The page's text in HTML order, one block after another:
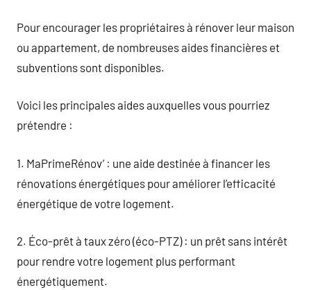
Pour encourager les propriétaires à rénover leur maison
ou appartement, de nombreuses aides financières et
subventions sont disponibles.
Voici les principales aides auxquelles vous pourriez
prétendre :
1. MaPrimeRénov’ : une aide destinée à financer les
rénovations énergétiques pour améliorer l’efficacité
énergétique de votre logement.
2. Éco-prêt à taux zéro (éco-PTZ) : un prêt sans intérêt
pour rendre votre logement plus performant
énergétiquement.